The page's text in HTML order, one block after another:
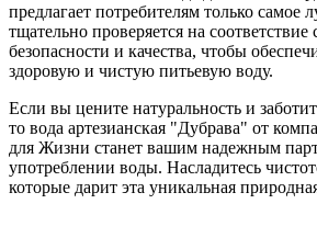
предлагает потребителям только самое
тщательно проверяется на соответствие
безопасности и качества, чтобы
здоровую и чистую питьевую воду.
Если вы цените натуральность и
то вода артезианская "Дубрава" от
для Жизни станет вашим надежным
употреблении воды. Насладитесь
которые дарит эта уникальная